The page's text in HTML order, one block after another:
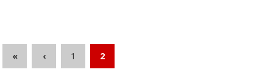
« ‹ 1 2